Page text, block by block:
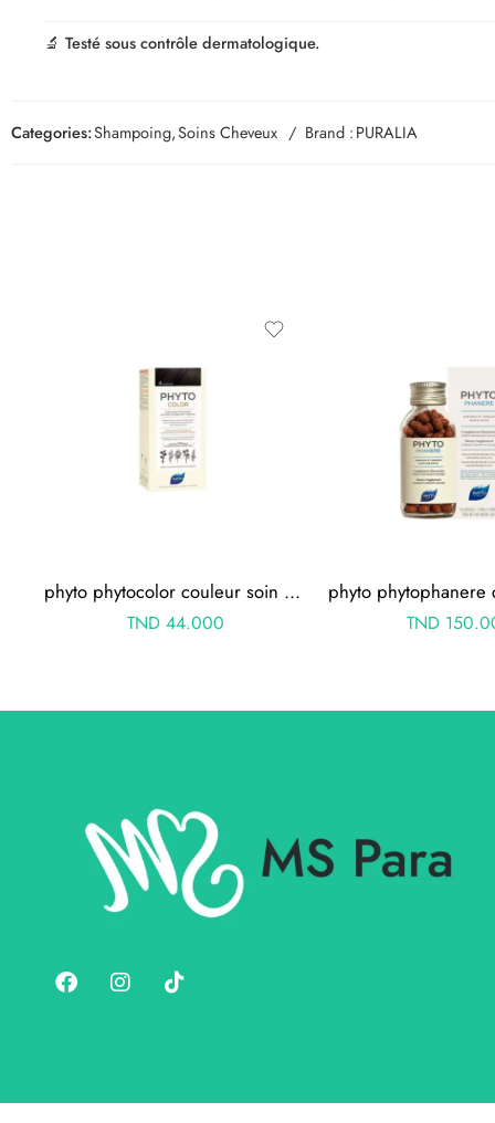
🔬 Testé sous contrôle dermatologique.
Categories:Shampoing,Soins Cheveux Brand :PURALIA
phyto phytocolor couleur soin 4 chatain
TND44.000 TND